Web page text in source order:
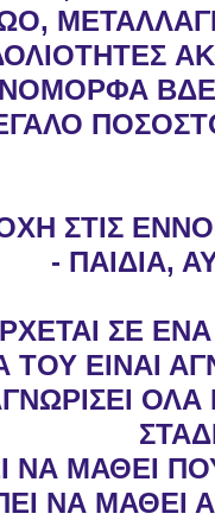
ΣΤΙΣ
- ΠΑΙΔΙΑ,
ΣΕ
ΤΟΥ ΕΙΝΑΙ
ΟΛΑ
ΝΑ ΜΑΘΕΙ
ΝΑ ΜΑΘΕΙ